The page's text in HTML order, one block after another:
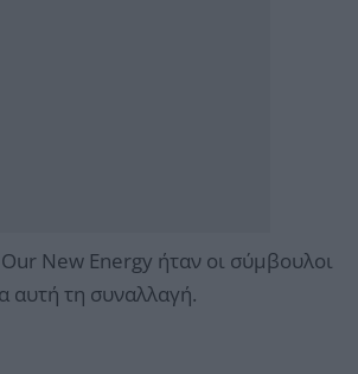
New Energy ήταν οι σύμβουλοι
αυτή τη συναλλαγή.